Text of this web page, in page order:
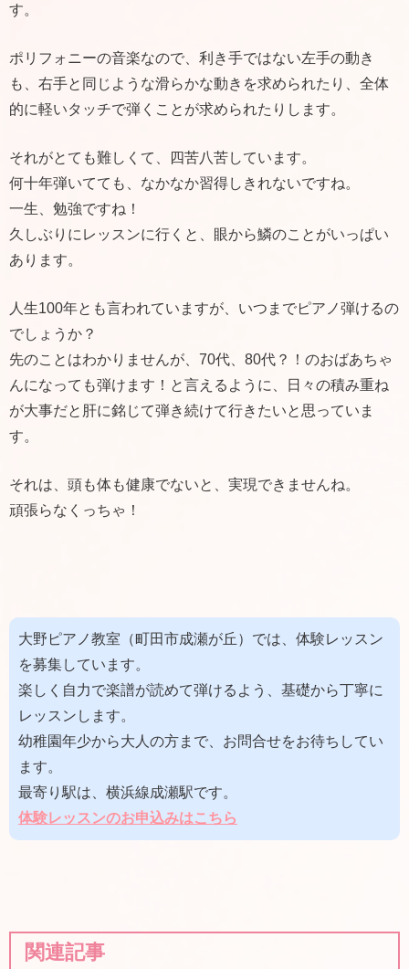
す。
ポリフォニーの音楽なので、利き手ではない左手の動き
も、右手と同じような滑らかな動きを求められたり、全体
的に軽いタッチで弾くことが求められたりします。
それがとても難しくて、四苦八苦しています。
何十年弾いてても、なかなか習得しきれないですね。
一生、勉強ですね！
久しぶりにレッスンに行くと、眼から鱗のことがいっぱい
あります。
人生100年とも言われていますが、いつまでピアノ弾けるの
でしょうか？
先のことはわかりませんが、70代、80代？！のおばあちゃ
んになっても弾けます！と言えるように、日々の積み重ね
が大事だと肝に銘じて弾き続けて行きたいと思っていま
す。
それは、頭も体も健康でないと、実現できませんね。
頑張らなくっちゃ！
大野ピアノ教室（町田市成瀬が丘）では、体験レッスン
を募集しています。
楽しく自力で楽譜が読めて弾けるよう、基礎から丁寧に
レッスンします。
幼稚園年少から大人の方まで、お問合せをお待ちしてい
ます。
最寄り駅は、横浜線成瀬駅です。
体験レッスンのお申込みはこちら
関連記事